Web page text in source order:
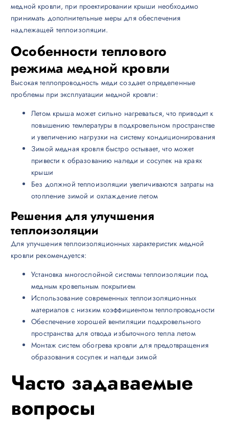
медной кровли, при проектировании крыши необходимо
принимать дополнительные меры для обеспечения
надлежащей теплоизоляции.
Особенности теплового
режима медной кровли
Высокая теплопроводность меди создает определенные
проблемы при эксплуатации медной кровли:
Летом крыша может сильно нагреваться, что приводит к
повышению температуры в подкровельном пространстве
и увеличению нагрузки на систему кондиционирования
Зимой медная кровля быстро остывает, что может
привести к образованию наледи и сосулек на краях
крыши
Без должной теплоизоляции увеличиваются затраты на
отопление зимой и охлаждение летом
Решения для улучшения
теплоизоляции
Для улучшения теплоизоляционных характеристик медной
кровли рекомендуется:
Установка многослойной системы теплоизоляции под
медным кровельным покрытием
Использование современных теплоизоляционных
материалов с низким коэффициентом теплопроводности
Обеспечение хорошей вентиляции подкровельного
пространства для отвода избыточного тепла летом
Монтаж систем обогрева кровли для предотвращения
образования сосулек и наледи зимой
Часто задаваемые
вопросы